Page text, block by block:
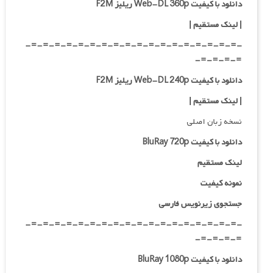
دانلود با کیفیت Web-DL 360p ریلیز F2M
| لینک مستقیم|
-=-=-=-=-=-=-=-=-=-=-=-=-=-=-=-=-=-=-
=-=-=-=-
دانلود با کیفیت Web-DL 240p ریلیز F2M
| لینک مستقیم|
نسخه زبان اصلی
دانلود با کیفیت BluRay 720p
لینک مستقیم
نمونه کیفیت
جستجوی زیرنویس فارسی
-=-=-=-=-=-=-=-=-=-=-=-=-=-=-=-=-=-=-
=-=-=-=-
دانلود با کیفیت BluRay 1080p